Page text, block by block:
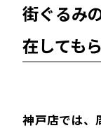
街ぐるみ
在しても
――神戸店では